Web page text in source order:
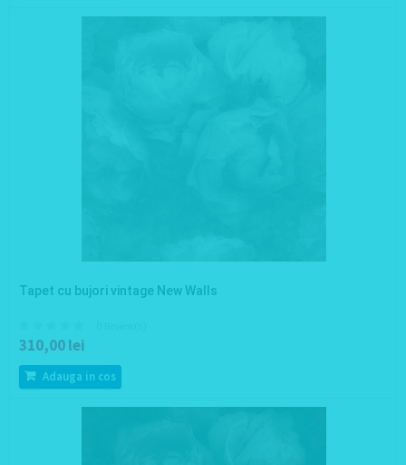
Tapet cu bujori vintage New Walls
310,00 lei
Adauga in cos